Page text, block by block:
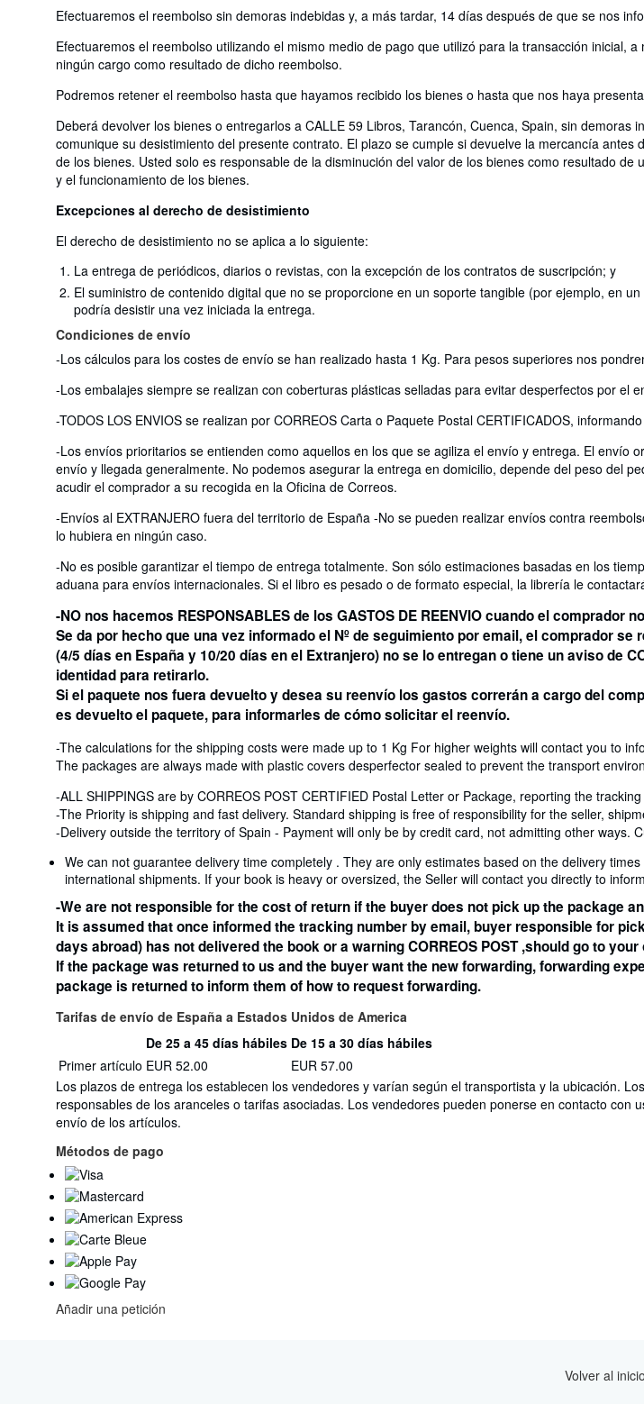
Efectuaremos el reembolso sin demoras indebidas y, a más tardar, 14 días después de que se nos
Efectuaremos el reembolso utilizando el mismo medio de pago que utilizó para la transacción inicial,
ningún cargo como resultado de dicho reembolso.
Podremos retener el reembolso hasta que hayamos recibido los bienes o hasta que nos haya
Deberá devolver los bienes o entregarlos a CALLE 59 Libros, Tarancón, Cuenca, Spain, sin
comunique su desistimiento del presente contrato. El plazo se cumple si devuelve la mercancía
de los bienes. Usted solo es responsable de la disminución del valor de los bienes como resultado
y el funcionamiento de los bienes.
Excepciones al derecho de desistimiento
El derecho de desistimiento no se aplica a lo siguiente:
La entrega de periódicos, diarios o revistas, con la excepción de los contratos de suscripción; y
El suministro de contenido digital que no se proporcione en un soporte tangible (por ejemplo, en
podría desistir una vez iniciada la entrega.
Condiciones de envío
-Los cálculos para los costes de envío se han realizado hasta 1 Kg. Para pesos superiores nos
-Los embalajes siempre se realizan con coberturas plásticas selladas para evitar desperfectos por el
-TODOS LOS ENVIOS se realizan por CORREOS Carta o Paquete Postal CERTIFICADOS,
-Los envíos prioritarios se entienden como aquellos en los que se agiliza el envío y entrega. El
envío y llegada generalmente. No podemos asegurar la entrega en domicilio, depende del peso del
acudir el comprador a su recogida en la Oficina de Correos.
-Envíos al EXTRANJERO fuera del territorio de España -No se pueden realizar envíos contra
lo hubiera en ningún caso.
-No es posible garantizar el tiempo de entrega totalmente. Son sólo estimaciones basadas en los
aduana para envíos internacionales. Si el libro es pesado o de formato especial, la librería le
-NO nos hacemos RESPONSABLES de los GASTOS DE REENVIO cuando el comprador
Se da por hecho que una vez informado el Nº de seguimiento por email, el comprador
(4/5 días en España y 10/20 días en el Extranjero) no se lo entregan o tiene un aviso de
identidad para retirarlo.
Si el paquete nos fuera devuelto y desea su reenvío los gastos correrán a cargo del
es devuelto el paquete, para informarles de cómo solicitar el reenvío.
-The calculations for the shipping costs were made up to 1 Kg For higher weights will contact you to
The packages are always made with plastic covers desperfector sealed to prevent the transport
-ALL SHIPPINGS are by CORREOS POST CERTIFIED Postal Letter or Package, reporting the
-The Priority is shipping and fast delivery. Standard shipping is free of responsibility for the seller,
-Delivery outside the territory of Spain - Payment will only be by credit card, not admitting other ways.
We can not guarantee delivery time completely . They are only estimates based on the delivery
international shipments. If your book is heavy or oversized, the Seller will contact you directly to
-We are not responsible for the cost of return if the buyer does not pick up the package
It is assumed that once informed the tracking number by email, buyer responsible for
days abroad) has not delivered the book or a warning CORREOS POST ,should go to
If the package was returned to us and the buyer want the new forwarding, forwarding
package is returned to inform them of how to request forwarding.
Tarifas de envío de España a Estados Unidos de America
Tarifas
de
envío
de
España
a
Estados
Unidos
de
America
Cantidad
del
pedido
De 25 a 45 días hábiles De 15 a 30 días hábiles
Primer artículo EUR 52.00
EUR 57.00
Los plazos de entrega los establecen los vendedores y varían según el transportista y la ubicación.
responsables de los aranceles o tarifas asociadas. Los vendedores pueden ponerse en contacto
envío de los artículos.
Métodos de pago
Añadir una petición
Volver al inicio